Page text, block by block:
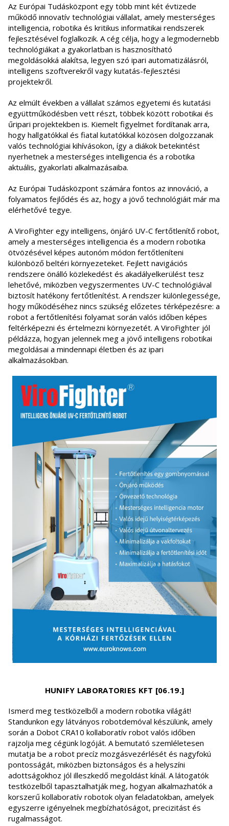
Az Európai Tudásközpont egy több mint két évtizede
működő innovatív technológiai vállalat, amely mesterséges
intelligencia, robotika és kritikus informatikai rendszerek
fejlesztésével foglalkozik. A cég célja, hogy a legmodernebb
technológiákat a gyakorlatban is hasznosítható
megoldásokká alakítsa, legyen szó ipari automatizálásról,
intelligens szoftverekről vagy kutatás-fejlesztési
projektekről.
Az elmúlt években a vállalat számos egyetemi és kutatási
együttműködésben vett részt, többek között robotikai és
űripari projektekben is. Kiemelt figyelmet fordítanak arra,
hogy hallgatókkal és fiatal kutatókkal közösen dolgozzanak
valós technológiai kihívásokon, így a diákok betekintést
nyerhetnek a mesterséges intelligencia és a robotika
aktuális, gyakorlati alkalmazásaiba.
Az Európai Tudásközpont számára fontos az innováció, a
folyamatos fejlődés és az, hogy a jövő technológiáit már ma
elérhetővé tegye.
A ViroFighter egy intelligens, önjáró UV-C fertőtlenítő robot,
amely a mesterséges intelligencia és a modern robotika
ötvözésével képes autonóm módon fertőtleníteni
különböző beltéri környezeteket. Fejlett navigációs
rendszere önálló közlekedést és akadályelkerülést tesz
lehetővé, miközben vegyszermentes UV-C technológiával
biztosít hatékony fertőtlenítést. A rendszer különlegessége,
hogy működéséhez nincs szükség előzetes térképezésre: a
robot a fertőtlenítési folyamat során valós időben képes
feltérképezni és értelmezni környezetét. A ViroFighter jól
példázza, hogyan jelennek meg a jövő intelligens robotikai
megoldásai a mindennapi életben és az ipari
alkalmazásokban.
HUNIFY LABORATORIES KFT [06.19.]
Ismerd meg testközelből a modern robotika világát!
Standunkon egy látványos robotdemóval készülünk, amely
során a Dobot CRA10 kollaboratív robot valós időben
rajzolja meg cégünk logóját. A bemutató szemléletesen
mutatja be a robot precíz mozgásvezérlését és nagyfokú
pontosságát, miközben biztonságos és a helyszíni
adottságokhoz jól illeszkedő megoldást kínál. A látogatók
testközelből tapasztalhatják meg, hogyan alkalmazhatók a
korszerű kollaboratív robotok olyan feladatokban, amelyek
egyszerre igényelnek megbízhatóságot, precizitást és
rugalmasságot.